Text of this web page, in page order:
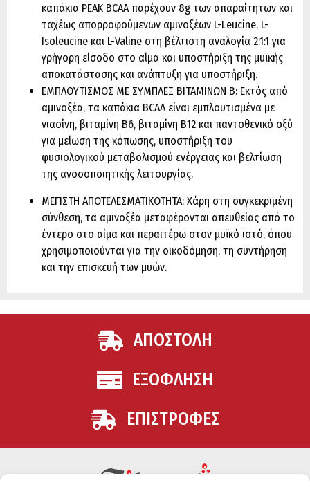
καπάκια PEAK BCAA παρέχουν 8g των απαραίτητων και
ταχέως απορροφούμενων αμινοξέων L-Leucine, L-
Isoleucine και L-Valine στη βέλτιστη αναλογία 2:1:1 για
γρήγορη είσοδο στο αίμα και υποστήριξη της μυϊκής
αποκατάστασης και ανάπτυξη για υποστήριξη.
ΕΜΠΛΟΥΤΙΣΜΟΣ ΜΕ ΣΥΜΠΛΕΞ ΒΙΤΑΜΙΝΩΝ Β: Εκτός από
αμινοξέα, τα καπάκια BCAA είναι εμπλουτισμένα με
νιασίνη, βιταμίνη Β6, βιταμίνη Β12 και παντοθενικό οξύ
για μείωση της κόπωσης, υποστήριξη του
φυσιολογικού μεταβολισμού ενέργειας και βελτίωση
της ανοσοποιητικής λειτουργίας.
ΜΕΓΙΣΤΗ ΑΠΟΤΕΛΕΣΜΑΤΙΚΟΤΗΤΑ: Χάρη στη συγκεκριμένη
σύνθεση, τα αμινοξέα μεταφέρονται απευθείας από το
έντερο στο αίμα και περαιτέρω στον μυϊκό ιστό, όπου
χρησιμοποιούνται για την οικοδόμηση, τη συντήρηση
και την επισκευή των μυών.
ΑΠΟΣΤΟΛΗ
ΕΞΟΦΛΗΣΗ
ΕΠΙΣΤΡΟΦΕΣ